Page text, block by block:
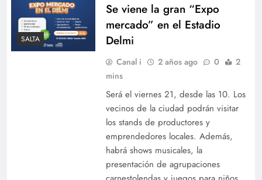
SALTA
Se viene la gran “Expo
mercado” en el Estadio
Delmi
Canal i 2 años ago 0
2
mins
Será el viernes 21, desde las 10. Los
vecinos de la ciudad podrán visitar
los stands de productores y
emprendedores locales. Además,
habrá shows musicales, la
presentación de agrupaciones